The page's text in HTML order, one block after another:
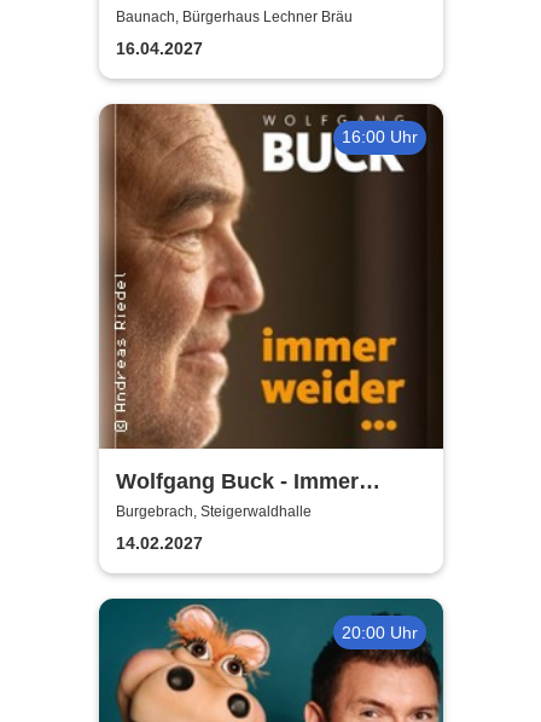
Schürzentreffen
Baunach, Bürgerhaus Lechner Bräu
16.04.2027
16:00 Uhr
Wolfgang Buck - Immer
weider
Burgebrach, Steigerwaldhalle
14.02.2027
20:00 Uhr